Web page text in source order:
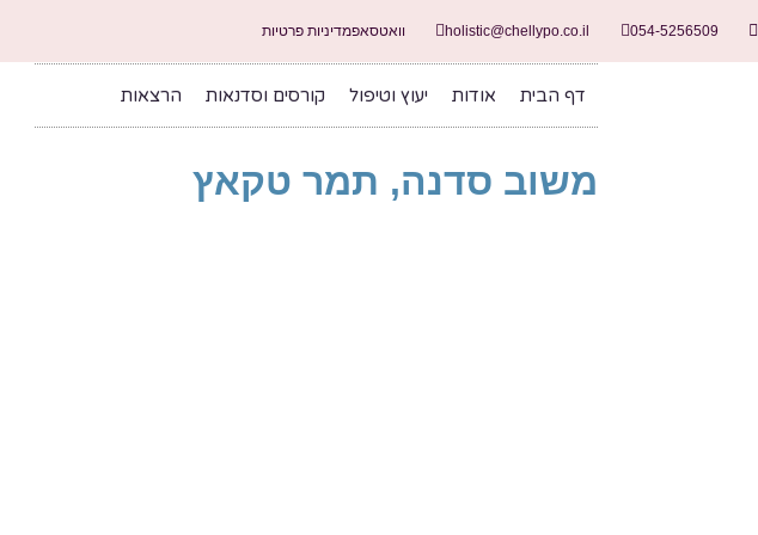
054-5256509
holistic@chellypo.co.il וואטסאפמדיניות פרטיות
דף הבית אודות יעוץ וטיפול קורסים וסדנאות הרצאות
משוב סדנה, תמר טקאץ